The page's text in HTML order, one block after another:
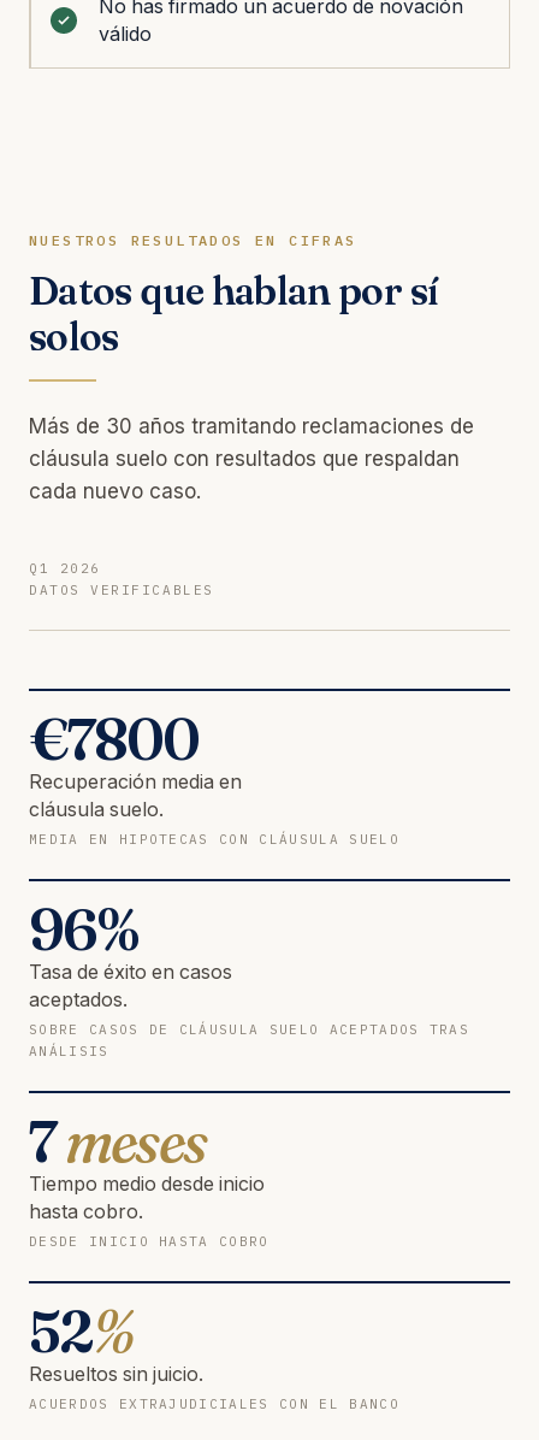
No has firmado un acuerdo de novación
válido
NUESTROS RESULTADOS EN CIFRAS
Datos que hablan por sí
solos
Más de 30 años tramitando reclamaciones de
cláusula suelo con resultados que respaldan
cada nuevo caso.
Q1 2026
DATOS VERIFICABLES
€7800
Recuperación media en
cláusula suelo.
MEDIA EN HIPOTECAS CON CLÁUSULA SUELO
96%
Tasa de éxito en casos
aceptados.
SOBRE CASOS DE CLÁUSULA SUELO ACEPTADOS TRAS
ANÁLISIS
7meses
Tiempo medio desde inicio
hasta cobro.
DESDE INICIO HASTA COBRO
52%
Resueltos sin juicio.
ACUERDOS EXTRAJUDICIALES CON EL BANCO